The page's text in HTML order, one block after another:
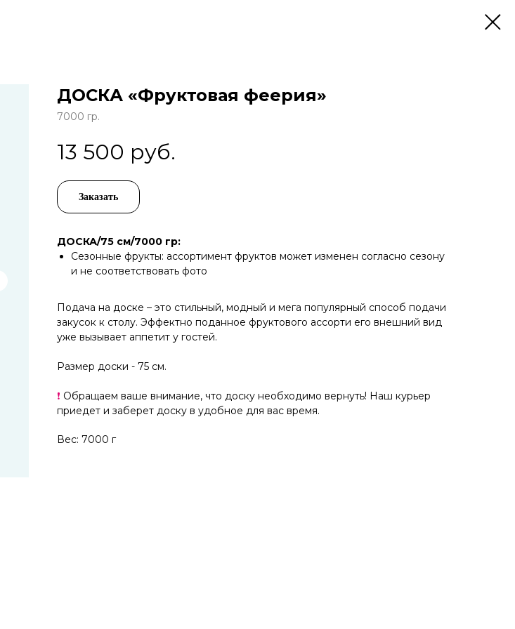
ДОСКА «Фруктовая феерия»
7000 гр.
13 500 руб.
Заказать
ДОСКА/75 см/7000 гр:
Сезонные фрукты: ассортимент фруктов может изменен согласно сезону
и не соответствовать фото
Подача на доске – это стильный, модный и мега популярный способ подачи
закусок к столу. Эффектно поданное фруктового ассорти его внешний вид
уже вызывает аппетит у гостей.
Размер доски - 75 см.
❗ Обращаем ваше внимание, что доску необходимо вернуть! Наш курьер
приедет и заберет доску в удобное для вас время.
Вес: 7000 г